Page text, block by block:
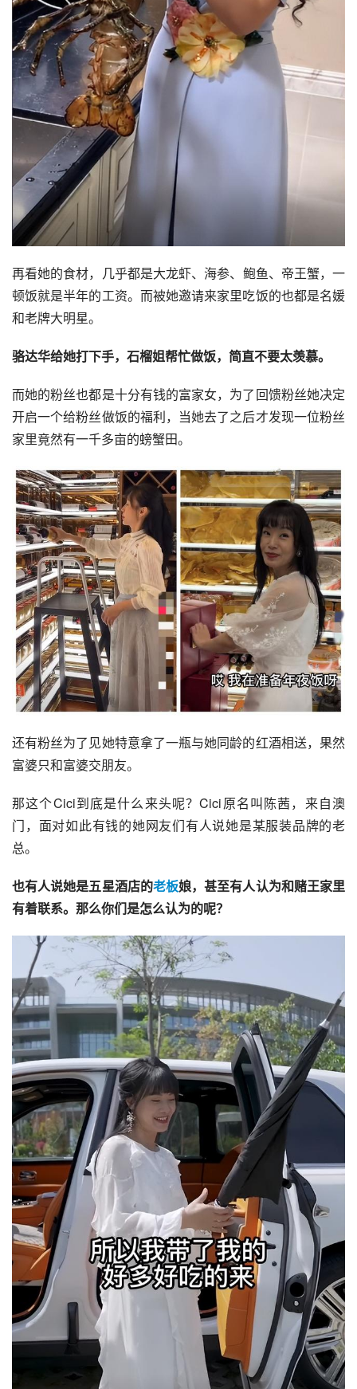
再看她的食材，几乎都是大龙虾、 海参、 鲍鱼、帝王蟹，一
顿饭就是半年的工资。而被她邀请来家里吃饭的也都是名媛
和老牌大明星。
骆达华给她打下手，石榴姐帮忙做饭，简直不要太羡慕。
而她的粉丝也都是十分有钱的富家女，为了回馈粉丝她决定
开启一个给粉丝做饭的福利，当她去了之后才发现一位粉丝
家里竟然有一千多亩的螃蟹田。
还有粉丝为了见她特意拿了一瓶与她同龄的红酒相送，果然
富婆只和富婆交朋友。
那这个Cici到底是什么来头呢？Cici原名叫陈茜，来自澳
门，面对如此有钱的她网友们有人说她是某服装品牌的老
总。
也有人说她是五星酒店的老板娘，甚至有人认为和赌王家里
有着联系。那么你们是怎么认为的呢？